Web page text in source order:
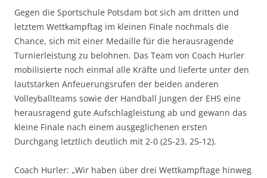
Gegen die Sportschule Potsdam bot sich am dritten und
letztem Wettkampftag im kleinen Finale nochmals die
Chance, sich mit einer Medaille für die herausragende
Turnierleistung zu belohnen. Das Team von Coach Hurler
mobilisierte noch einmal alle Kräfte und lieferte unter den
lautstarken Anfeuerungsrufen der beiden anderen
Volleyballteams sowie der Handball Jungen der EHS eine
herausragend gute Aufschlagleistung ab und gewann das
kleine Finale nach einem ausgeglichenen ersten
Durchgang letztlich deutlich mit 2-0 (25-23, 25-12).
Coach Hurler: „Wir haben über drei Wettkampftage hinweg